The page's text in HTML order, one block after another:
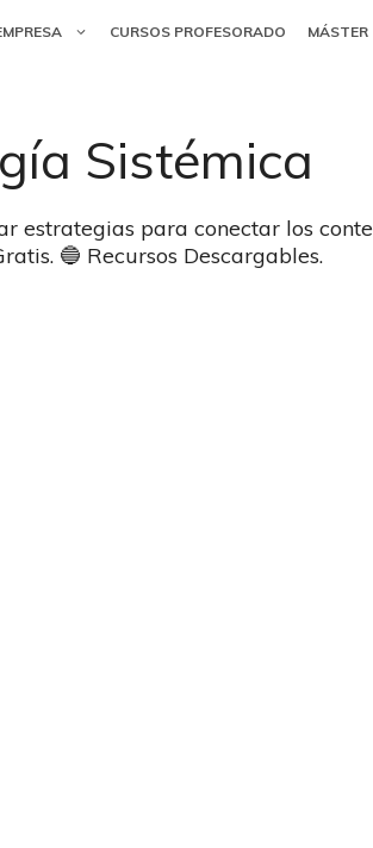
CURSOS PROFESORADO MÁSTER
Sistémica
estrategias para conectar los
🔵 Recursos Descargables.